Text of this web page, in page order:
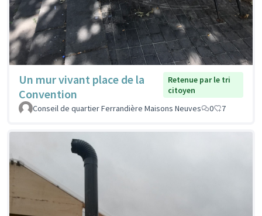
Un mur vivant place de la
Convention
Retenue par le tri
citoyen
Conseil de quartier Ferrandière Maisons Neuves
0 7